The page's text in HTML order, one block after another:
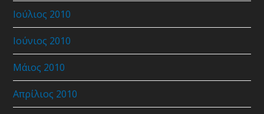
Ιούλιος 2010
Ιούνιος 2010
Μάιος 2010
Απρίλιος 2010